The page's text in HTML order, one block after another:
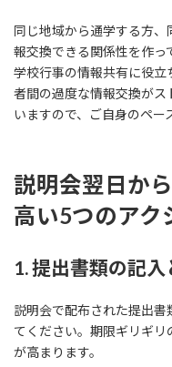
同じ地域から通学する方
報交換できる関係性を作っ
学校行事の情報共有に役
者間の過度な情報交換がス
いますので、ご自身のペー
説明会翌日か
高い5つのアク
1. 提出書類の記
説明会で配布された提出
てください。期限ギリギ
が高まります。